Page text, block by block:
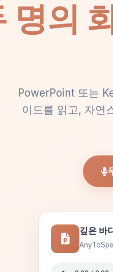
명의
PowerPoint 또는
이드를 읽고, 자연
깊은 바